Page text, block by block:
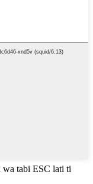
wa tabi ESC lati ti